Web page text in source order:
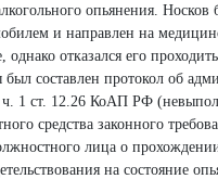
опьянения. Носков
и направлен на
однако отказался его
составлен протокол об
1 ст. 12.26 КоАП РФ
средства законного
лица о
на состояние